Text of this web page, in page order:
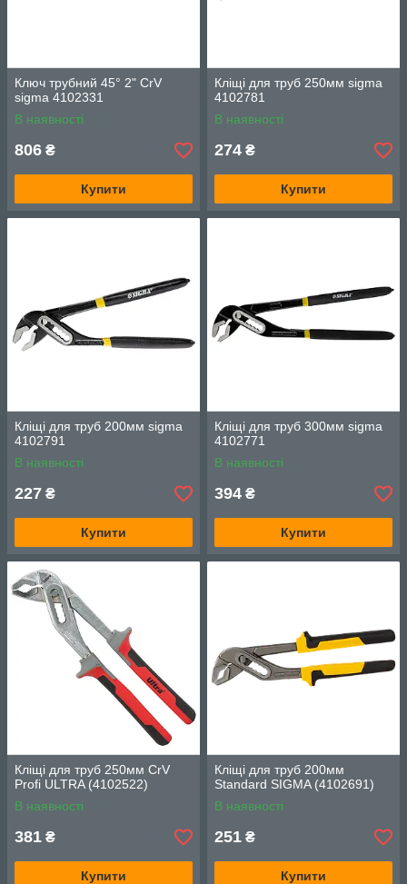
Ключ трубний 45° 2" CrV
sigma 4102331
В наявності
806 ₴
Купити
Кліщі для труб 250мм sigma
4102781
В наявності
274 ₴
Купити
Кліщі для труб 200мм sigma
4102791
В наявності
227 ₴
Купити
Кліщі для труб 300мм sigma
4102771
В наявності
394 ₴
Купити
Кліщі для труб 250мм CrV
Profi ULTRA (4102522)
В наявності
381 ₴
Купити
Кліщі для труб 200мм
Standard SIGMA (4102691)
В наявності
251 ₴
Купити